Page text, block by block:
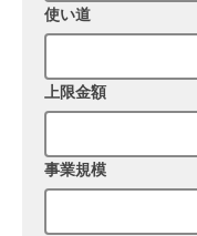
使い道
上限金額
事業規模